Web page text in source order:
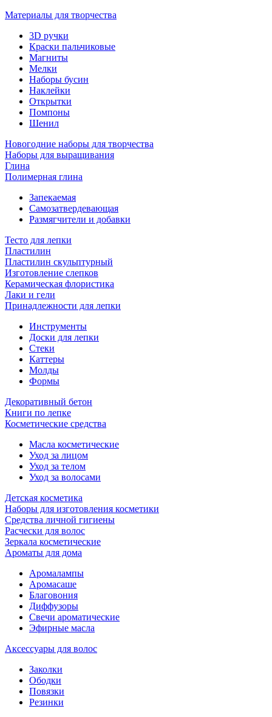
Материалы для творчества
3D ручки
Краски пальчиковые
Магниты
Мелки
Наборы бусин
Наклейки
Открытки
Помпоны
Шенил
Новогодние наборы для творчества
Наборы для выращивания
Глина
Полимерная глина
Запекаемая
Самозатвердевающая
Размягчители и добавки
Тесто для лепки
Пластилин
Пластилин скульптурный
Изготовление слепков
Керамическая флористика
Лаки и гели
Принадлежности для лепки
Инструменты
Доски для лепки
Стеки
Каттеры
Молды
Формы
Декоративный бетон
Книги по лепке
Косметические средства
Масла косметические
Уход за лицом
Уход за телом
Уход за волосами
Детская косметика
Наборы для изготовления косметики
Средства личной гигиены
Расчески для волос
Зеркала косметические
Ароматы для дома
Аромалампы
Аромасаше
Благовония
Диффузоры
Свечи ароматические
Эфирные масла
Аксессуары для волос
Заколки
Ободки
Повязки
Резинки